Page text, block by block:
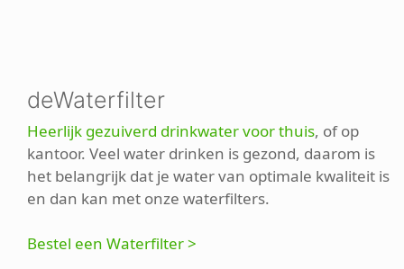
deWaterfilter
Heerlijk gezuiverd drinkwater voor thuis, of op
kantoor. Veel water drinken is gezond, daarom is
het belangrijk dat je water van optimale kwaliteit is
en dan kan met onze waterfilters.
Bestel een Waterfilter >